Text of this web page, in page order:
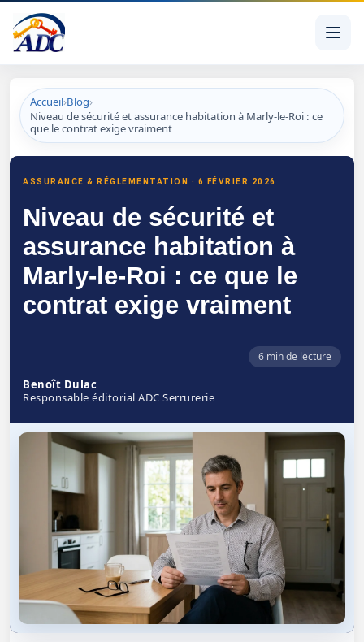
Accueil›Blog›
Niveau de sécurité et assurance habitation à Marly-le-Roi : ce
que le contrat exige vraiment
Niveau de sécurité et assurance habitation à Marly-le-
ASSURANCE & RÉGLEMENTATION · 6 FÉVRIER 2026
Niveau de sécurité et
assurance habitation à
Marly-le-Roi : ce que le
contrat exige vraiment
6 min de lecture
Benoît Dulac
Responsable éditorial ADC Serrurerie